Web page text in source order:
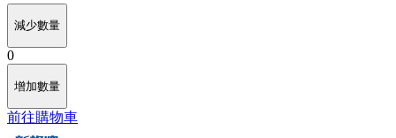
減少數量
0
增加數量
前往購物車